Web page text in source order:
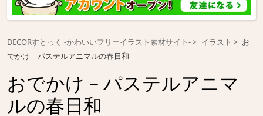
DECORすとっく -かわいいフリーイラスト素材サイト- イラスト
お
でかけ – パステルアニマルの春日和
おでかけ – パステルアニマ
ルの春日和